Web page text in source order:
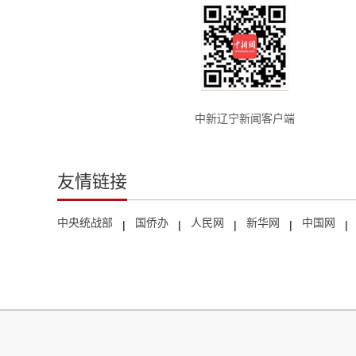
中新辽宁新闻客户端
友情链接
中央统战部 | 国侨办 | 人民网 | 新华网 | 中国网 |